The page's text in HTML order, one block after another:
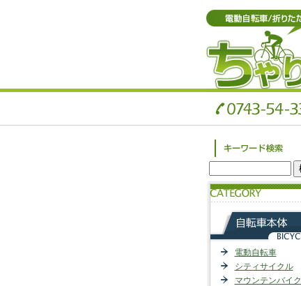
電動自転車
シティサイクル
マウンテンバイク